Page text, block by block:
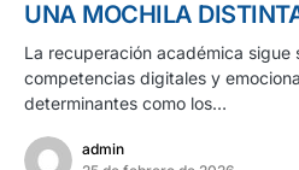
UNA MOCHILA
La recuperación académica sigue
competencias digitales y
determinantes como los…
admin